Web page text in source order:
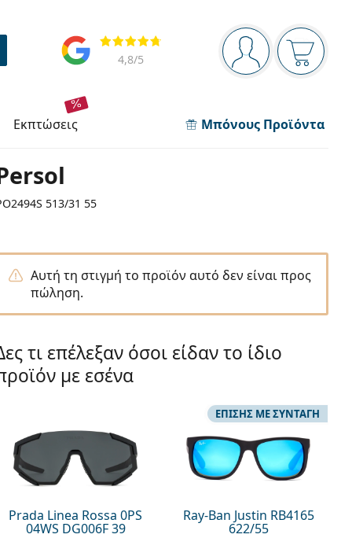
Πίνακας πλοήγησης
Είστε
Το
Αξιολογήσεις
4,8/5
εκπτώσεις Μπόνους Προϊόντα
513/31 55
Αυτή τη στιγμή το προϊόν αυτό δεν είναι προς
πώληση.
τι επέλεξαν όσοι είδαν το ίδιο
με εσένα
Prada Linea Rossa 0PS
04WS DG006F 39
Ray-Ban Justin RB4165
622/55
ΕΠΊΣΗΣ ΜΕ ΣΥΝΤΑΓΉ